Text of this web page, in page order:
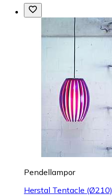
Pendellampor
Herstal Tentacle (Ø210)